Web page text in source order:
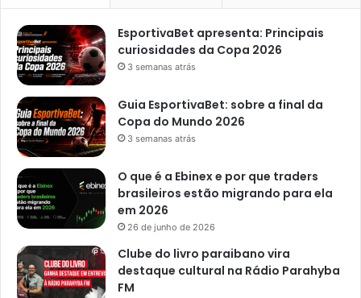
e
m
a
n
a
EsportivaBet apresenta: Principais
curiosidades da Copa 2026
3 semanas atrás
Guia EsportivaBet: sobre a final da
Copa do Mundo 2026
3 semanas atrás
O que é a Ebinex e por que traders
brasileiros estão migrando para ela
em 2026
26 de junho de 2026
Clube do livro paraibano vira
destaque cultural na Rádio Parahyba
FM